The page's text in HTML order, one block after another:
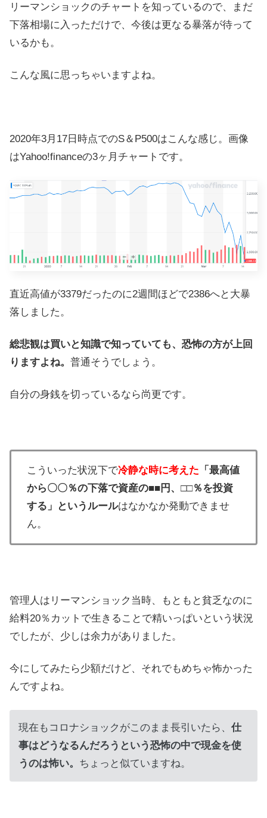
リーマンショックのチャートを知っているので、まだ
下落相場に入っただけで、今後は更なる暴落が待って
いるかも。
こんな風に思っちゃいますよね。
2020年3月17日時点でのS＆P500はこんな感じ。画像
はYahoo!financeの3ヶ月チャートです。
直近高値が3379だったのに2週間ほどで2386へと大暴
落しました。
総悲観は買いと知識で知っていても、恐怖の方が上回
りますよね。 普通そうでしょう。
自分の身銭を切っているなら尚更です。
こういった状況下で冷静な時に考えた 「最高値
から〇〇％の下落で資産の■■円、□□％を投資
する」というルールはなかなか発動できませ
ん。
管理人はリーマンショック当時、もともと貧乏なのに
給料20％カットで生きることで精いっぱいという状況
でしたが、少しは余力がありました。
今にしてみたら少額だけど、それでもめちゃ怖かった
んですよね。
現在もコロナショックがこのまま長引いたら、 仕
事はどうなるんだろうという恐怖の中で現金を使
うのは怖い。 ちょっと似ていますね。